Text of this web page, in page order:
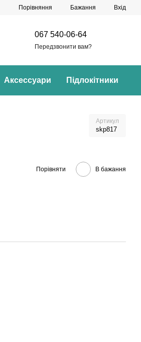
Порівняння Бажання Вхід
067 540-06-64
Передзвонити вам?
Аксессуари Підлокітники
Артикул
skp817
Порівняти В бажання